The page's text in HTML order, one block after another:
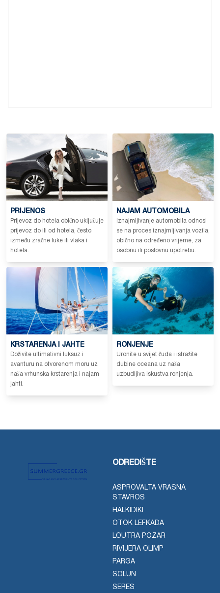
PRIJENOS
Prijevoz do hotela obično uključuje
prijevoz do ili od hotela, često
između zračne luke ili vlaka i
hotela.
NAJAM AUTOMOBILA
Iznajmljivanje automobila odnosi
se na proces iznajmljivanja vozila,
obično na određeno vrijeme, za
osobnu ili poslovnu upotrebu.
KRSTARENJA I JAHTE
Doživite ultimativni luksuz i
avanturu na otvorenom moru uz
naša vrhunska krstarenja i najam
jahti.
RONJENJE
Uronite u svijet čuda i istražite
dubine oceana uz naša
uzbudljiva iskustva ronjenja.
ODREDIŠTE
ASPROVALTA VRASNA
STAVROS
HALKIDIKI
OTOK LEFKADA
LOUTRA POZAR
RIVIJERA OLIMP
PARGA
SOLUN
SERES